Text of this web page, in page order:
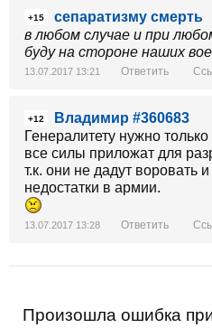
+15
сепаратизму смерть
в любом случае и при
буду на стороне наших
13.07.2017 13:21 Ответить
+12
Владимир #360683
Генералитету нужно
все силы приложат для
т.к. они не дадут воровать
недостатки в армии.
13.07.2017 13:28 Ответить
Произошла ошибка